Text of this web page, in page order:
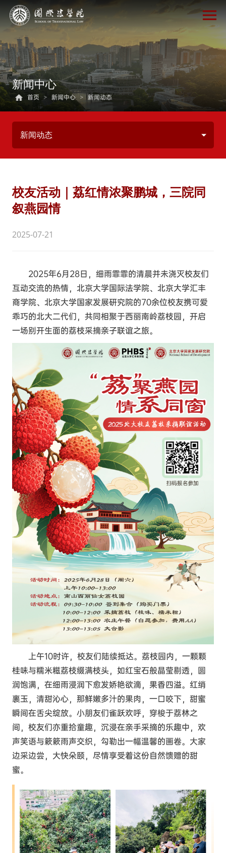
新闻中心
首页 > 新闻中心 > 新闻动态
新闻动态
校友活动｜荔红情浓聚鹏城，三院同
叙燕园情
2025-07-21
2025年6月28日，细雨霏霏的清晨并未浇灭校友们
互动交流的热情，北京大学国际法学院、北京大学汇丰
商学院、北京大学国家发展研究院的70余位校友携可爱
乖巧的北大二代们，共同相聚于西丽南岭荔枝园，开启
一场别开生面的荔枝采摘亲子联谊之旅。
上午10时许，校友们陆续抵达。荔枝园内，一颗颗
桂味与糯米糍荔枝缀满枝头，如红宝石般晶莹剔透，圆
润饱满，在细雨浸润下愈发娇艳欲滴，果香四溢。红绡
裹玉，清甜沁心，那鲜嫩多汁的果肉，一口咬下，甜蜜
瞬间在舌尖绽放。小朋友们雀跃欢呼，穿梭于荔林之
间，校友们亦重拾童趣，沉浸在亲手采摘的乐趣中，欢
声笑语与簌簌雨声交织，勾勒出一幅温馨的画卷。大家
边采边尝，大快朵颐，尽情享受着这份自然馈赠的甜
蜜。